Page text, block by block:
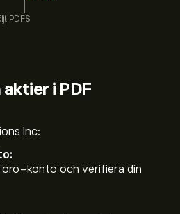
PDFS
aktier i PDF
Inc:
konto och verifiera din